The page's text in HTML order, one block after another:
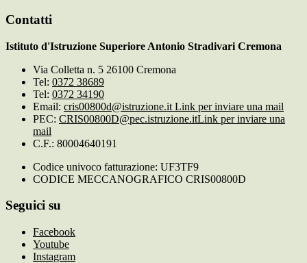
Contatti
Istituto d'Istruzione Superiore Antonio Stradivari Cremona
Via Colletta n. 5 26100 Cremona
Tel: 0372 38689
Tel: 0372 34190
Email: cris00800d@istruzione.it Link per inviare una mail
PEC: CRIS00800D@pec.istruzione.itLink per inviare una
mail
C.F.: 80004640191
Codice univoco fatturazione: UF3TF9
CODICE MECCANOGRAFICO CRIS00800D
Seguici su
Facebook
Youtube
Instagram